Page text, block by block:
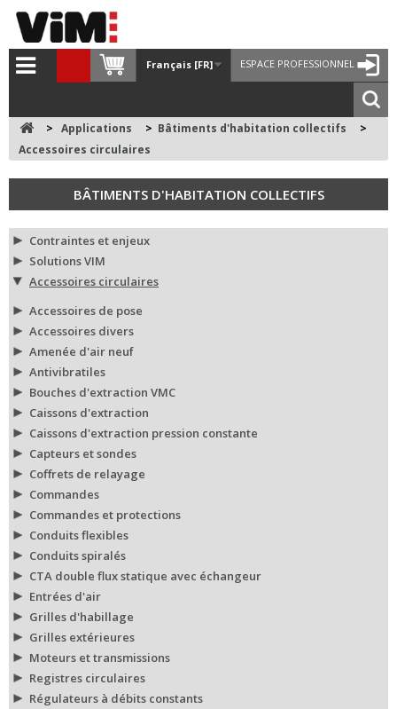
ESPACE PROFESSIONNEL
Français [FR]
> Applications > Bâtiments d'habitation collectifs
>
Accessoires circulaires
BÂTIMENTS D'HABITATION COLLECTIFS
Contraintes et enjeux
Solutions VIM
Accessoires circulaires
Accessoires de pose
Accessoires divers
Amenée d'air neuf
Antivibratiles
Bouches d'extraction VMC
Caissons d'extraction
Caissons d'extraction pression constante
Capteurs et sondes
Coffrets de relayage
Commandes
Commandes et protections
Conduits flexibles
Conduits spiralés
CTA double flux statique avec échangeur
Entrées d'air
Grilles d'habillage
Grilles extérieures
Moteurs et transmissions
Registres circulaires
Régulateurs à débits constants